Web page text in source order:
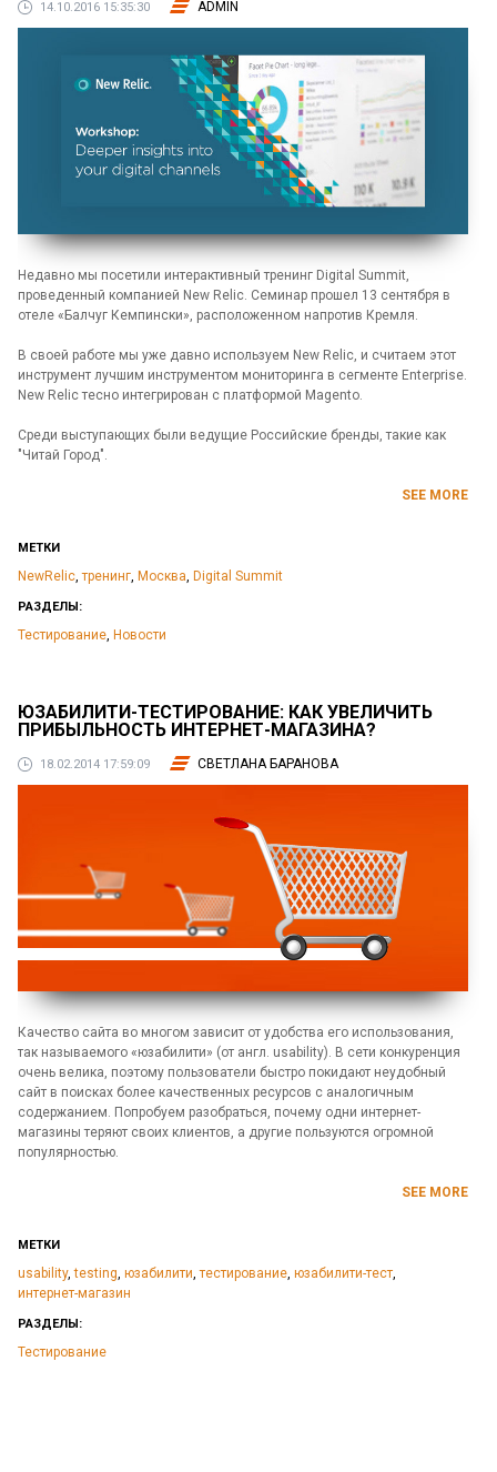
14.10.2016 15:35:30 ADMIN
Недавно мы посетили интерактивный тренинг Digital Summit,
проведенный компанией New Relic. Семинар прошел 13 сентября в
отеле «Балчуг Кемпински», расположенном напротив Кремля.
В своей работе мы уже давно используем New Relic, и считаем этот
инструмент лучшим инструментом мониторинга в сегменте Enterprise.
New Relic тесно интегрирован с платформой Magento.
Среди выступающих были ведущие Российские бренды, такие как
"Читай Город".
SEE MORE
МЕТКИ
NewRelic тренинг Москва Digital Summit
РАЗДЕЛЫ:
Тестирование Новости
ЮЗАБИЛИТИ-ТЕСТИРОВАНИЕ: КАК УВЕЛИЧИТЬ
ПРИБЫЛЬНОСТЬ ИНТЕРНЕТ-МАГАЗИНА?
18.02.2014 17:59:09 СВЕТЛАНА БАРАНОВА
Качество сайта во многом зависит от удобства его использования,
так называемого «юзабилити» (от англ. usability). В сети конкуренция
очень велика, поэтому пользователи быстро покидают неудобный
сайт в поисках более качественных ресурсов с аналогичным
содержанием. Попробуем разобраться, почему одни интернет-
магазины теряют своих клиентов, а другие пользуются огромной
популярностью.
SEE MORE
МЕТКИ
usability, testing, юзабилити, тестирование, юзабилити-тест,
интернет-магазин
РАЗДЕЛЫ:
Тестирование